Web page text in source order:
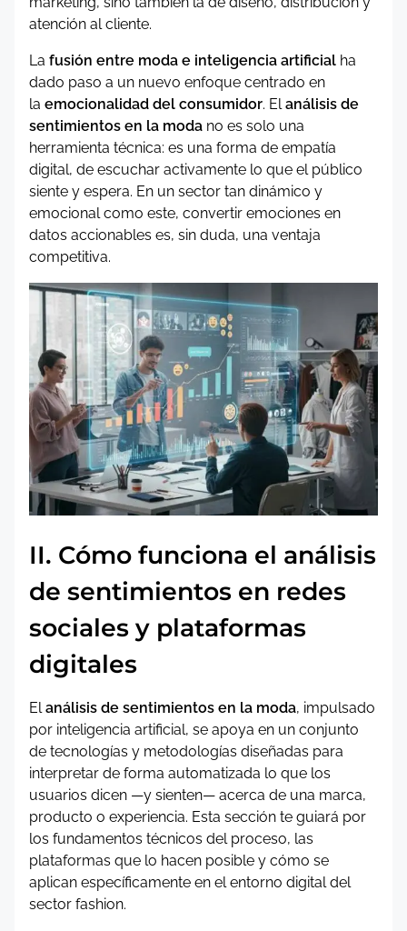
atención al cliente.
La fusión entre moda e inteligencia artificial ha
dado paso a un nuevo enfoque centrado en
la emocionalidad del consumidor. Elanálisis de
sentimientos en la moda no es solo una
herramienta técnica: es una forma de empatía
digital, de escuchar activamente lo que el público
siente y espera. En un sector tan dinámico y
emocional como este, convertir emociones en
datos accionables es, sin duda, una ventaja
competitiva.
II. Cómo funciona el análisis
de sentimientos en redes
sociales y plataformas
digitales
Elanálisis de sentimientos en la moda, impulsado
por inteligencia artificial, se apoya en un conjunto
de tecnologías y metodologías diseñadas para
interpretar de forma automatizada lo que los
usuarios dicen —y sienten— acerca de una marca,
producto o experiencia. Esta sección te guiará por
los fundamentos técnicos del proceso, las
plataformas que lo hacen posible y cómo se
aplican específicamente en el entorno digital del
sector fashion.